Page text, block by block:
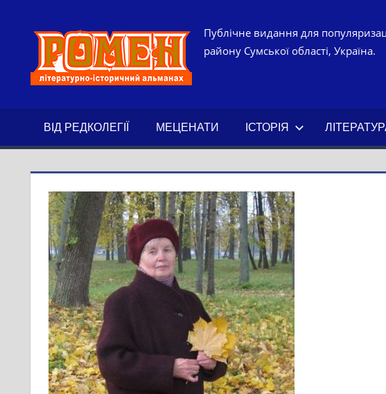
РОМЕН.
ІСТОРИЧНИЙ
АЛЬМАНАХ.
Публічне видання для
району Сумської області, Україна.
ВІД РЕДКОЛЕГІЇ МЕЦЕНАТИ ІСТОРІЯ